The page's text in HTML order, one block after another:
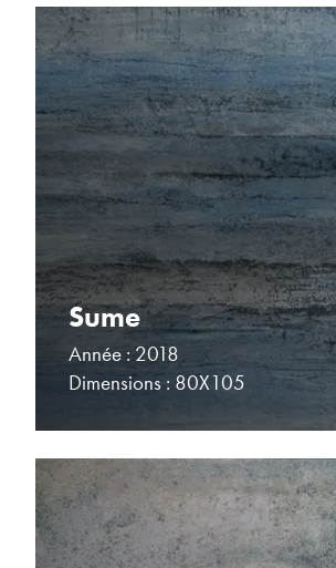
Sume
Année : 2018
Dimensions : 80X105